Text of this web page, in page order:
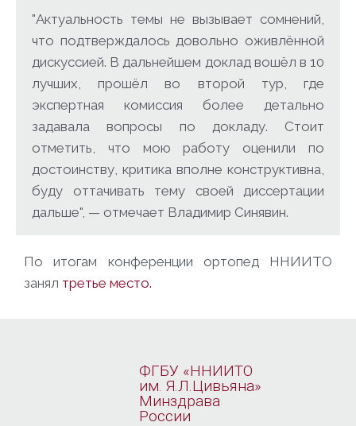
"Актуальность темы не вызывает сомнений,
что подтверждалось довольно оживлённой
дискуссией. В дальнейшем доклад вошёл в 10
лучших, прошёл во второй тур, где
экспертная комиссия более детально
задавала вопросы по докладу. Стоит
отметить, что мою работу оценили по
достоинству, критика вполне конструктивна,
буду оттачивать тему своей диссертации
дальше", — отмечает Владимир Синявин.
По итогам конференции ортопед ННИИТО
занял третье место.
ФГБУ «ННИИТО
им. Я.Л.Цивьяна»
Минздрава
России